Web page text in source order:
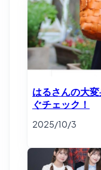
はるさんの大
ぐチェック！
2025/10/3